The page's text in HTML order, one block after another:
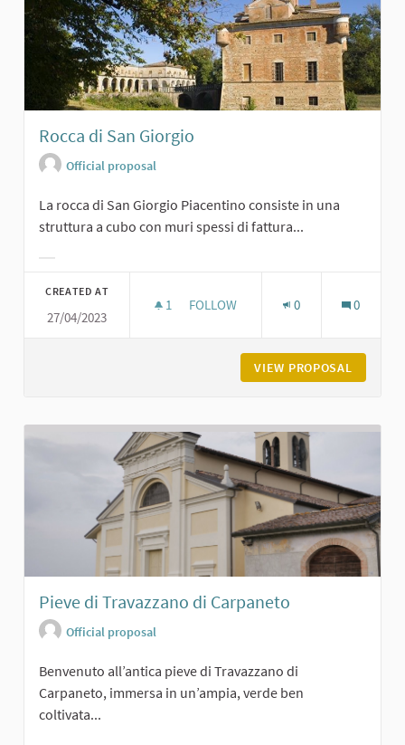
Rocca di San Giorgio
Official proposal
La rocca di San Giorgio Piacentino consiste in una
struttura a cubo con muri spessi di fattura...
CREATED AT
27/04/2023
1 1 FOLLOWER
FOLLOW 0 0
VIEW PROPOSAL
Pieve di Travazzano di Carpaneto
Official proposal
Benvenuto all’antica pieve di Travazzano di
Carpaneto, immersa in un’ampia, verde ben
coltivata...